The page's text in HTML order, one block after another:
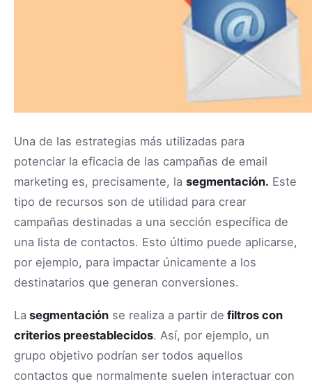
Una de las estrategias más utilizadas para
potenciar la eficacia de las campañas de email
marketing es, precisamente, la segmentación. Este
tipo de recursos son de utilidad para crear
campañas destinadas a una sección específica de
una lista de contactos. Esto último puede aplicarse,
por ejemplo, para impactar únicamente a los
destinatarios que generan conversiones.
La segmentación se realiza a partir de filtros con
criterios preestablecidos. Así, por ejemplo, un
grupo objetivo podrían ser todos aquellos
contactos que normalmente suelen interactuar con